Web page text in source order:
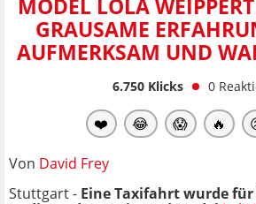
MODEL LOLA
GRAUSAME
AUFMERKSAM UND
6.750Klicks 0
❤️ 😂 😱 🔥
Von David Frey
Stuttgart - Eine Taxifahrt wurde für